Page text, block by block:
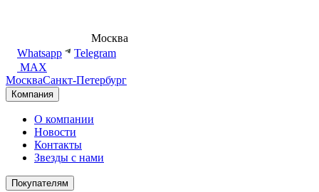
Москва
Whatsapp
Telegram
MAX
МоскваСанкт-Петербург
Компания
О компании
Новости
Контакты
Звезды с нами
Покупателям